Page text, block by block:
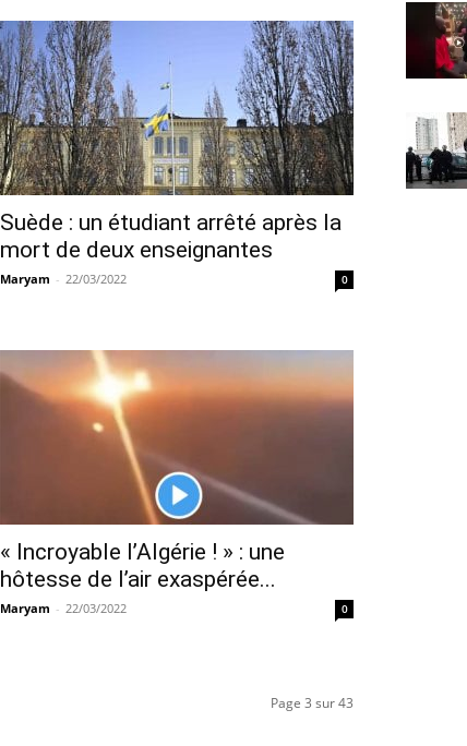
Suède : un étudiant arrêté après la
mort de deux enseignantes
Maryam - 22/03/2022 0
« Incroyable l’Algérie ! » : une
hôtesse de l’air exaspérée...
Maryam - 22/03/2022 0
Page 3 sur 43